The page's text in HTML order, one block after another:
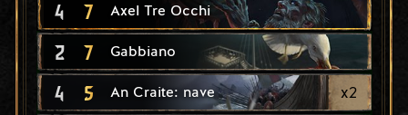
4 7 Axel Tre Occhi
2 7 Gabbiano
4 5 An Craite: nave x2